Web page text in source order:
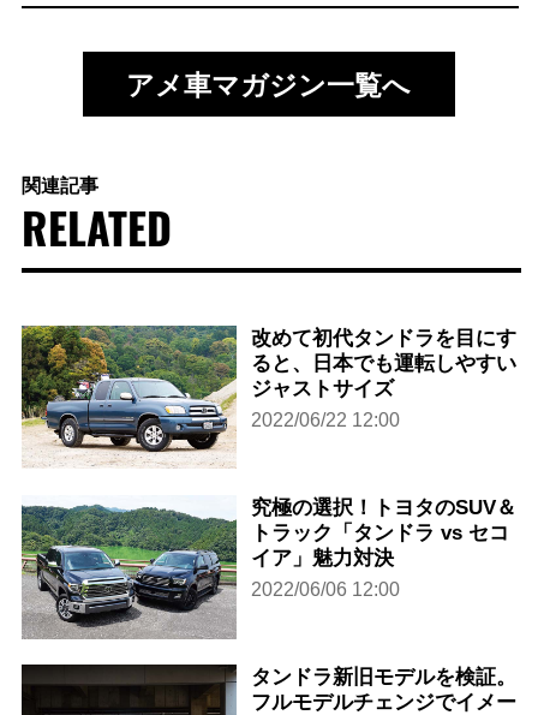
アメ車マガジン一覧へ
関連記事
RELATED
改めて初代タンドラを目にす
ると、日本でも運転しやすい
ジャストサイズ
2022/06/22 12:00
究極の選択！トヨタのSUV＆
トラック「タンドラ vs セコ
イア」魅力対決
2022/06/06 12:00
タンドラ新旧モデルを検証。
フルモデルチェンジでイメー